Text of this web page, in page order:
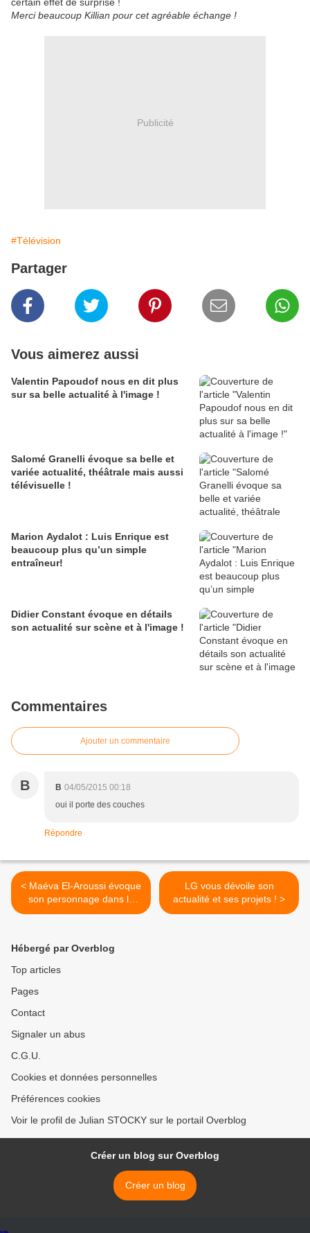
Merci beaucoup Killian pour cet agréable échange !
Publicité
#Télévision
Partager
Vous aimerez aussi
Valentin Papoudof nous en dit plus
sur sa belle actualité à l'image !
Salomé Granelli évoque sa belle et
variée actualité, théâtrale mais aussi
télévisuelle !
Marion Aydalot : Luis Enrique est
beaucoup plus qu’un simple
entraîneur!
Didier Constant évoque en détails
son actualité sur scène et à l'image !
Commentaires
Ajouter un commentaire
B B 04/05/2015 00:18
oui il porte des couches
Répondre
< Maéva El-Aroussi évoque
son personnage dans la
série "Les Mystères de
LG vous dévoile son
actualité et ses projets ! >
Hébergé par Overblog
Top articles
Pages
Contact
Signaler un abus
C.G.U.
Cookies et données personnelles
Préférences cookies
Voir le profil de Julian STOCKY sur le portail Overblog
Créer un blog sur Overblog
Créer un blog